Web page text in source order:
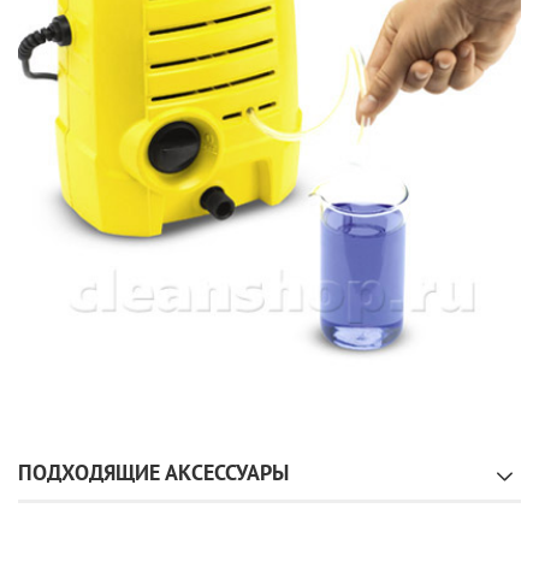
ПОДХОДЯЩИЕ АКСЕССУАРЫ